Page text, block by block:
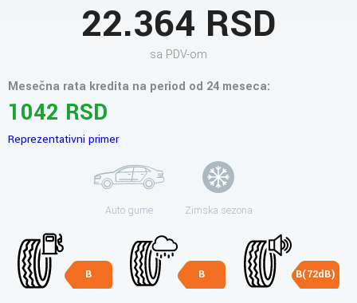
22.364 RSD
sa PDV-om
Mesečna rata kredita na period od 24 meseca:
1042 RSD
Reprezentativni primer
Auto gume Zimska sezona
B B B(72dB)